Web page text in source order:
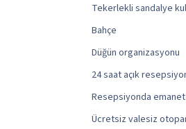
Tekerlekli sandalye
Bahçe
Düğün organizasyonu
24 saat açık
Resepsiyonda emanet
Ücretsiz valesiz